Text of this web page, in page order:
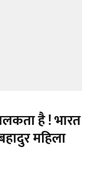
है ! भारत
महिला